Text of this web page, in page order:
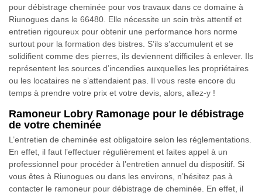
pour débistrage cheminée pour vos travaux dans ce domaine à
Riunogues dans le 66480. Elle nécessite un soin très attentif et
entretien rigoureux pour obtenir une performance hors norme
surtout pour la formation des bistres. S’ils s’accumulent et se
solidifient comme des pierres, ils deviennent difficiles à enlever. Ils
représentent les sources d’incendies auxquelles les propriétaires
ou les locataires ne s’attendaient pas. Il vous reste encore du
temps à prendre votre prix et votre devis, alors, allez-y !
Ramoneur Lobry Ramonage pour le débistrage
de votre cheminée
L’entretien de cheminée est obligatoire selon les réglementations.
En effet, il faut l’effectuer régulièrement et faites appel à un
professionnel pour procéder à l’entretien annuel du dispositif. Si
vous êtes à Riunogues ou dans les environs, n’hésitez pas à
contacter le ramoneur pour débistrage de cheminée. En effet, il